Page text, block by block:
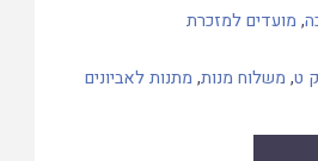
, מועדים למזכרת
ט, משלוח מנות, מתנות לאביונים